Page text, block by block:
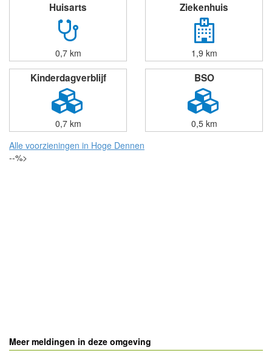
Huisarts
0,7 km
Ziekenhuis
1,9 km
Kinderdagverblijf
0,7 km
BSO
0,5 km
Alle voorzieningen in Hoge Dennen
--%>
Meer meldingen in deze omgeving